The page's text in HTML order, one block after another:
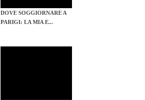
DOVE SOGGIORNARE A
PARIGI: LA MIA E...